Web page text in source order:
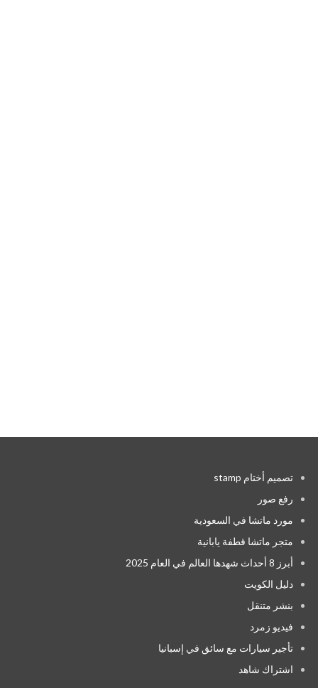
تصميم أختام stamp
رفع صور
مورد ماتشا في السعودية
متجر ماتشا قطفة يابانية
أبرز 8 أحداث شهدها العالم في العام 2025
دليل الكويت
بنشر متنقل
فيديو زمرد
تأجير سيارات مع سائق في إسبانيا
اشتراك شاهد